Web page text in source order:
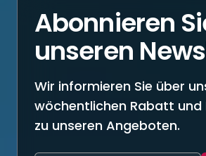
Abonnieren
unseren
Wir informieren Sie über
wöchentlichen Rabatt und
zu unseren Angeboten.